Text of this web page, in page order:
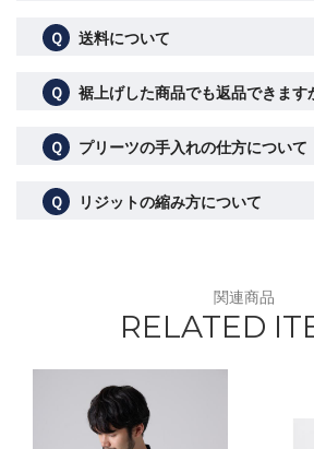
Ｑ 送料について
Ｑ 裾上げした商品でも返品できます
Ｑ プリーツの手入れの仕方について
Ｑ リジットの縮み方について
関連商品
RELATED